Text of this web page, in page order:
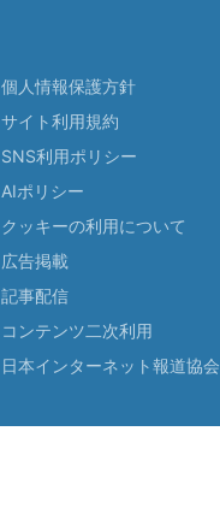
個人情報保護方針
サイト利用規約
SNS利用ポリシー
AIポリシー
クッキーの利用について
広告掲載
記事配信
コンテンツ二次利用
日本インターネット報道協会